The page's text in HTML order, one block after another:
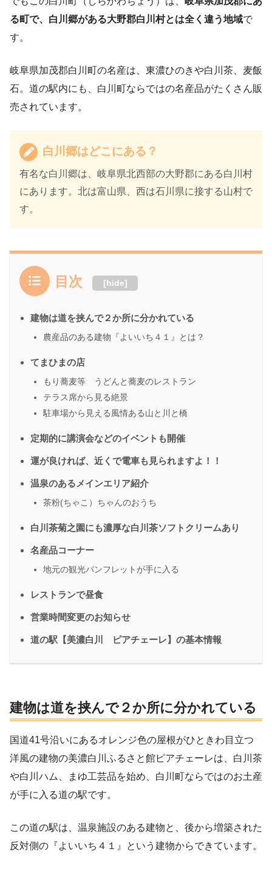
る町で、白川郷がある大野郡白川村とは全く違う地域で
す。
岐阜県加茂郡白川町の名産は、東濃ひのきや白川茶、麦飯
石。道の駅内にも、白川町ならではの名産品がたくさん販
売されています。
白川郷はどこにある？
有名な白川郷は、岐阜県北西部の大野郡にある白川村
にあります。北は富山県、西は石川県に接する山村で
す。
目次 [hide]
建物は道を挟んで２か所に分かれている
農産品のある建物『よいいち４１』とは？
てまひまの店
もり蕎麦等 うどんと蕎麦のレストラン
テラス席から見る絶景
駐車場から見える風情ある山と川と橋
定期的に講演会などのイベントも開催
運が良ければ、近くで電車も見られますよ！！
温泉のあるメインエリア紹介
茶粉(ちゃこ）ちゃんのおうち
白川茶菊之園にも濃厚な白川茶ソフトクリームあり
名産品コーナー
地元の観光パンフレットが手に入る
レストランで昼食
営業時間変更のお知らせ
道の駅【美濃白川 ピアチェーレ】の基本情報
建物は道を挟んで２か所に分かれている
国道41号沿いにあるオレンジ色の屋根がひときわ目立つ
洋風の建物の美濃白川ふるさと館ピアチェーレは、白川茶
や白川ハム、まゆ工芸品を始め、白川町ならではのお土産
が手に入る道の駅です。
この道の駅は、温泉施設のある建物と、後から増築された
反対側の『よいいち４１』という建物からできています。